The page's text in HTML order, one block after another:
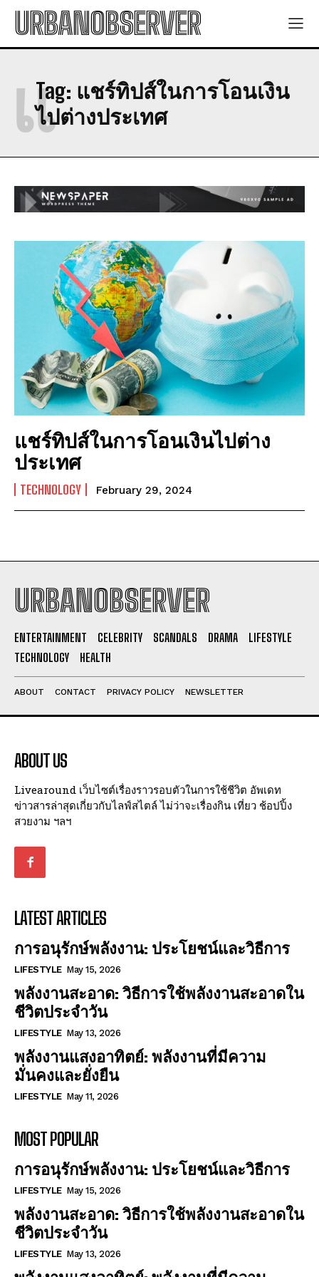
I WANT IN
I've read and accept thePrivacy Policy
URBANOBSERVER
Tag: แชร์ทิปส์ในการโอนเงิน
ไปต่างประเทศ
แ
แชร์ทิปส์ในการโอนเงินไปต่าง
ประเทศ
TECHNOLOGY February 29, 2024
URBANOBSERVER
ENTERTAINMENT CELEBRITY SCANDALS DRAMA
LIFESTYLE
TECHNOLOGY
HEALTH
ABOUT CONTACT PRIVACY POLICY NEWSLETTER
ABOUT US
Livearound เว็บไซต์เรื่องราวรอบตัวในการใช้ชีวิต อัพเดท
ข่าวสารล่าสุดเกี่ยวกับไลฟ์สไตล์ ไม่ว่าจะเรื่องกิน เที่ยว ช้อปปิ้ง
สวยงาม ฯลฯ
LATEST ARTICLES
การอนุรักษ์พลังงาน: ประโยชน์และวิธีการ
LIFESTYLE May 15, 2026
พลังงานสะอาด: วิธีการใช้พลังงานสะอาดใน
ชีวิตประจำวัน
LIFESTYLE May 13, 2026
พลังงานแสงอาทิตย์: พลังงานที่มีความ
มั่นคงและยั่งยืน
LIFESTYLE May 11, 2026
MOST POPULAR
การอนุรักษ์พลังงาน: ประโยชน์และวิธีการ
LIFESTYLE May 15, 2026
พลังงานสะอาด: วิธีการใช้พลังงานสะอาดใน
ชีวิตประจำวัน
LIFESTYLE May 13, 2026